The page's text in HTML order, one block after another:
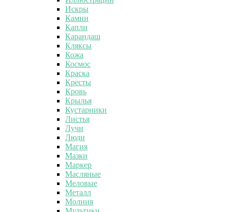
Искры
Камни
Капли
Карандаш
Кляксы
Кожа
Космос
Краска
Кресты
Кровь
Крылья
Кустарники
Листья
Лучи
Люди
Магия
Мазки
Маркер
Масляные
Меловые
Металл
Молния